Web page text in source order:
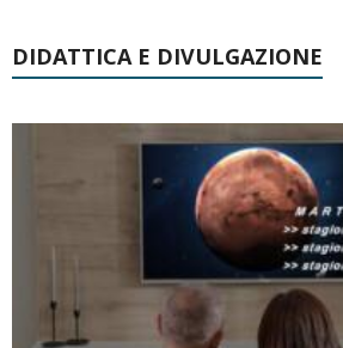
DIDATTICA E DIVULGAZIONE